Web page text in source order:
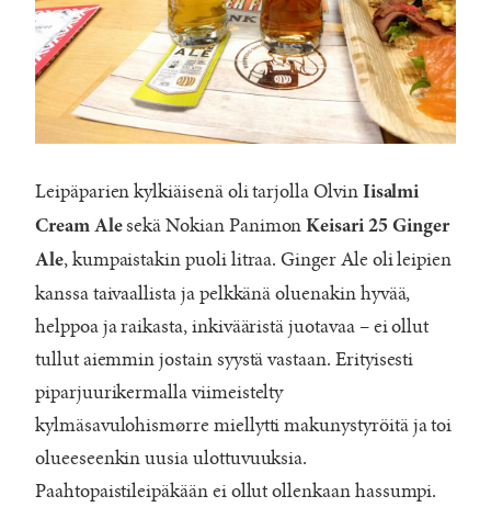
Leipäparien kylkiäisenä oli tarjolla Olvin Iisalmi
Cream Alesekä Nokian PanimonKeisari 25 Ginger
Ale, kumpaistakin puoli litraa. Ginger Ale oli leipien
kanssa taivaallista ja pelkkänä oluenakin hyvää,
helppoa ja raikasta, inkivääristä juotavaa – ei ollut
tullut aiemmin jostain syystä vastaan. Erityisesti
piparjuurikermalla viimeistelty
kylmäsavulohismørre miellytti makunystyröitä ja toi
olueeseenkin uusia ulottuvuuksia.
Paahtopaistileipäkään ei ollut ollenkaan hassumpi.